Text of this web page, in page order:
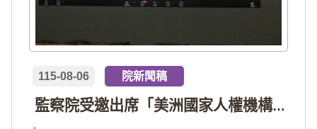
監察院受邀出席「美洲國家人權機構網絡」年會 分享我國氣候災害防治經驗 打造國際永續韌性
115-08-06 院新聞稿